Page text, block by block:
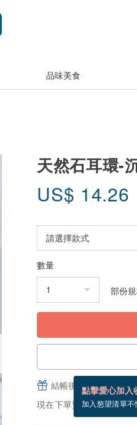
品味美食
天然石耳環-
US$ 14.26
數量
部份
點擊愛心加入
加入慾望清單不
結帳後填寫並分享，
現在下單預估 8/27~9/11